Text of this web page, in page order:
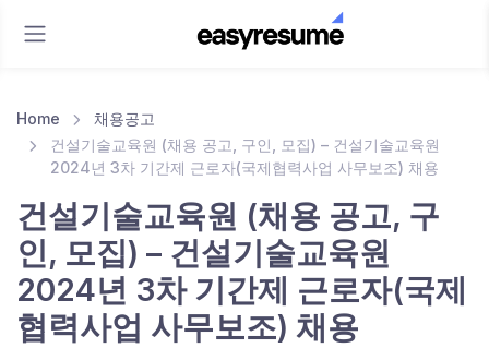
Home
채용공고
건설기술교육원 (채용 공고, 구인, 모집) – 건설기술교육원
2024년 3차 기간제 근로자(국제협력사업 사무보조) 채용
건설기술교육원 (채용 공고, 구
인, 모집) – 건설기술교육원
2024년 3차 기간제 근로자(국제
협력사업 사무보조) 채용